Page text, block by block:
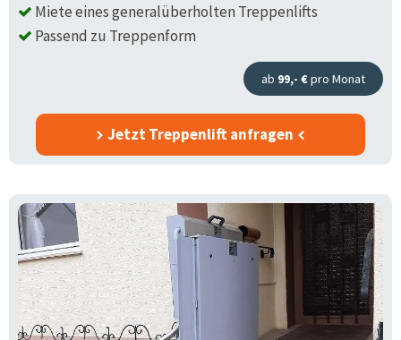
Miete eines generalüberholten Treppenlifts
Passend zu Treppenform
ab 99,- €pro Monat
Jetzt Treppenlift anfragen